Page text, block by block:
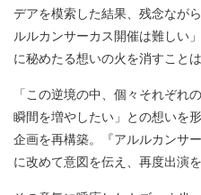
デアを模索した結果、残念なが
ルルカンサーカス開催は難しい
に秘めたる想いの火を消すことは
「この逆境の中、個々それぞれ
瞬間を増やしたい」との想いを
企画を再構築。『アルルカンサ
に改めて意図を伝え、再度出演